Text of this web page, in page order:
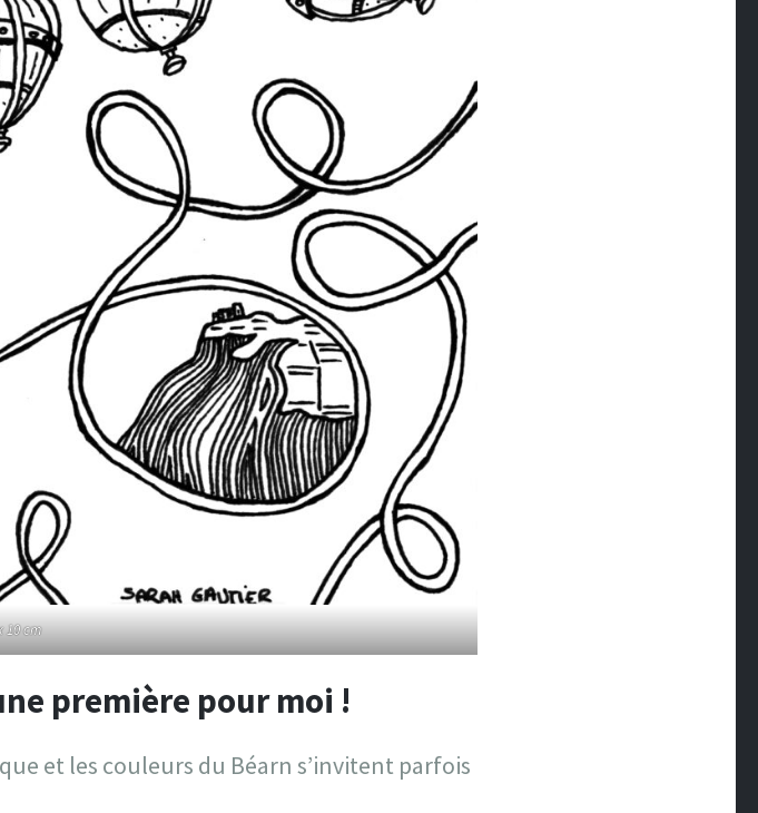
10 cm
première pour moi !
et les couleurs du Béarn s’invitent parfois